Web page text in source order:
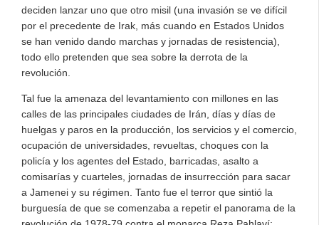
deciden lanzar uno que otro misil (una invasión se ve difícil
por el precedente de Irak, más cuando en Estados Unidos
se han venido dando marchas y jornadas de resistencia),
todo ello pretenden que sea sobre la derrota de la
revolución.
Tal fue la amenaza del levantamiento con millones en las
calles de las principales ciudades de Irán, días y días de
huelgas y paros en la producción, los servicios y el comercio,
ocupación de universidades, revueltas, choques con la
policía y los agentes del Estado, barricadas, asalto a
comisarías y cuarteles, jornadas de insurrección para sacar
a Jamenei y su régimen. Tanto fue el terror que sintió la
burguesía de que se comenzaba a repetir el panorama de la